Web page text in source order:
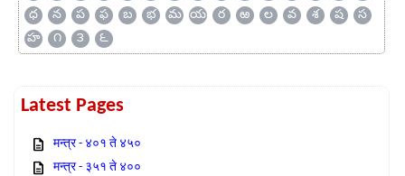
ధ
న ప ఫ బ భ మ య ర ఱ ల వ శ ష
స
హ
౧ ౩ ౬
Latest Pages
मन्त्र - ४०१ ते ४५०
मन्त्र - ३५१ ते ४००